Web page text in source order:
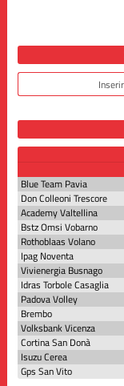
Blue Team Pavia
Don Colleoni Trescore
Academy Valtellina
Bstz Omsi Vobarno
Rothoblaas Volano
Ipag Noventa
Vivienergia Busnago
Idras Torbole Casaglia
Padova Volley
Brembo
Volksbank Vicenza
Cortina San Donà
Isuzu Cerea
Gps San Vito